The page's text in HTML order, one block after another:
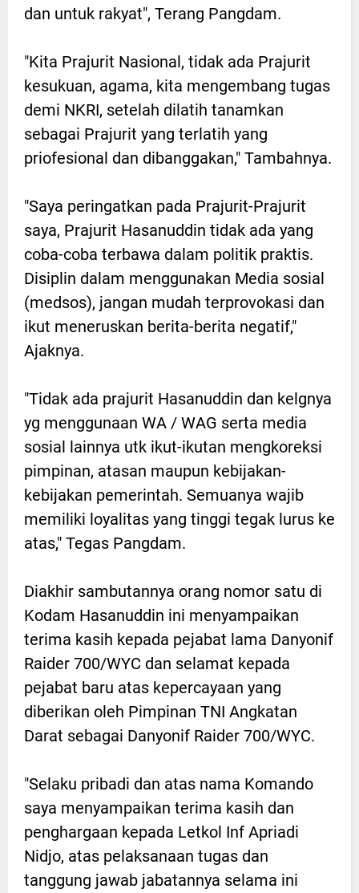
dan untuk rakyat", Terang Pangdam.
"Kita Prajurit Nasional, tidak ada Prajurit
kesukuan, agama, kita mengembang tugas
demi NKRI, setelah dilatih tanamkan
sebagai Prajurit yang terlatih yang
priofesional dan dibanggakan," Tambahnya.
"Saya peringatkan pada Prajurit-Prajurit
saya, Prajurit Hasanuddin tidak ada yang
coba-coba terbawa dalam politik praktis.
Disiplin dalam menggunakan Media sosial
(medsos), jangan mudah terprovokasi dan
ikut meneruskan berita-berita negatif,"
Ajaknya.
"Tidak ada prajurit Hasanuddin dan kelgnya
yg menggunaan WA / WAG serta media
sosial lainnya utk ikut-ikutan mengkoreksi
pimpinan, atasan maupun kebijakan-
kebijakan pemerintah. Semuanya wajib
memiliki loyalitas yang tinggi tegak lurus ke
atas," Tegas Pangdam.
Diakhir sambutannya orang nomor satu di
Kodam Hasanuddin ini menyampaikan
terima kasih kepada pejabat lama Danyonif
Raider 700/WYC dan selamat kepada
pejabat baru atas kepercayaan yang
diberikan oleh Pimpinan TNI Angkatan
Darat sebagai Danyonif Raider 700/WYC.
"Selaku pribadi dan atas nama Komando
saya menyampaikan terima kasih dan
penghargaan kepada Letkol Inf Apriadi
Nidjo, atas pelaksanaan tugas dan
tanggung jawab jabatannya selama ini